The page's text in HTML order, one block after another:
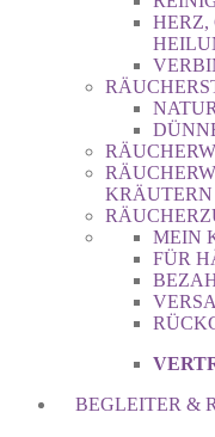
HERZ,
KRÄUTERN
MEIN
FÜR
BEGLEITER &